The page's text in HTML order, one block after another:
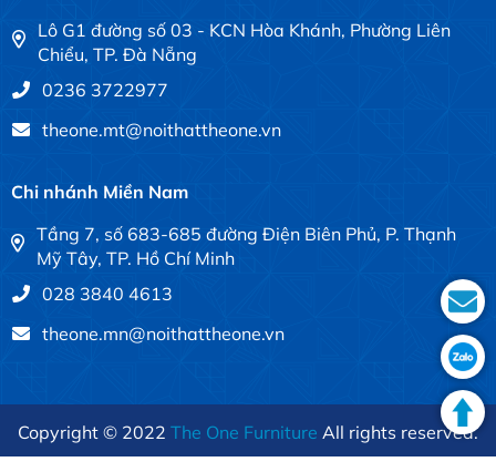
Lô G1 đường số 03 - KCN Hòa Khánh, Phường Liên
Chiểu, TP. Đà Nẵng
0236 3722977
theone.mt@noithattheone.vn
Chi nhánh Miền Nam
Tầng 7, số 683-685 đường Điện Biên Phủ, P. Thạnh
Mỹ Tây, TP. Hồ Chí Minh
028 3840 4613
theone.mn@noithattheone.vn
Copyright © 2022 The One Furniture All rights reserved.